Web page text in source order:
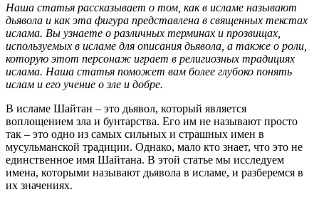
Наша статья рассказывает о том, как в исламе называют
дьявола и как эта фигура представлена в священных текстах
ислама. Вы узнаете о различных терминах и прозвищах,
используемых в исламе для описания дьявола, а также о роли,
которую этот персонаж играет в религиозных традициях
ислама. Наша статья поможет вам более глубоко понять
ислам и его учение о зле и добре.
В исламе Шайтан – это дьявол, который является
воплощением зла и бунтарства. Его им не называют просто
так – это одно из самых сильных и страшных имен в
мусульманской традиции. Однако, мало кто знает, что это не
единственное имя Шайтана. В этой статье мы исследуем
имена, которыми называют дьявола в исламе, и разберемся в
их значениях.